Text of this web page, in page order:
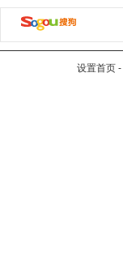
设置首页 -